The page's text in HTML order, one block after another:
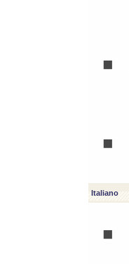
Italiano